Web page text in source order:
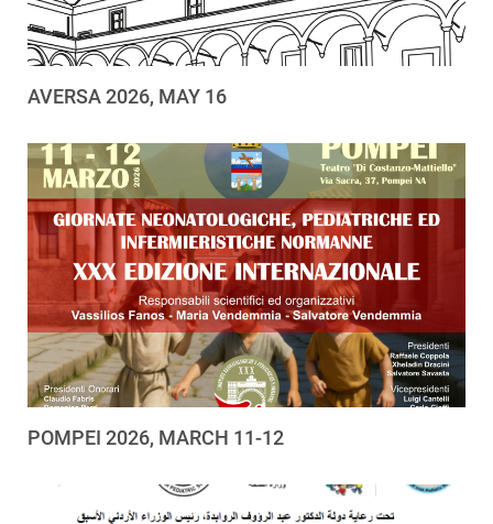
AVERSA 2026, MAY 16
POMPEI 2026, MARCH 11-12